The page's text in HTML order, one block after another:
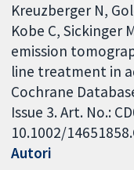
Kreuzberger N,
Kobe C, Sickinger
emission
line treatment in
Cochrane
Issue 3. Art. No.:
10.1002/
Autori